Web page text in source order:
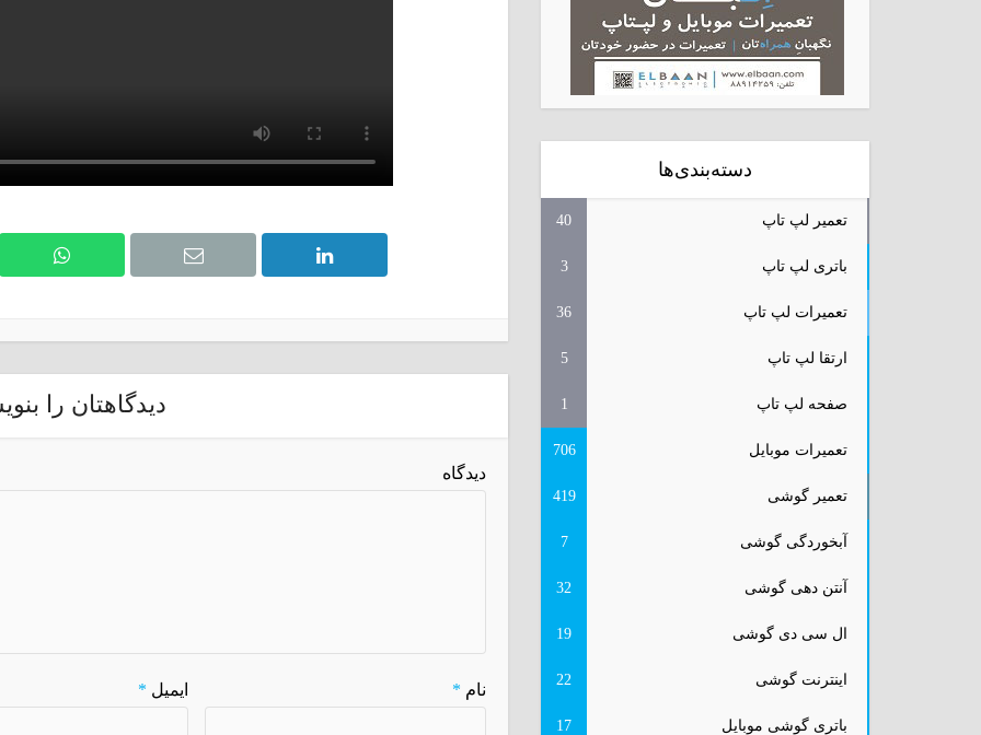
دیدگاهتان را
دیدگاه
نام * ایمیل *
دسته‌بندی‌ها
تعمیر لپ تاپ 40
باتری لپ تاپ 3
تعمیرات لپ تاپ 36
ارتقا لپ تاپ 5
صفحه لپ تاپ 1
تعمیرات موبایل 706
تعمیر گوشی 419
آبخوردگی گوشی 7
آنتن دهی گوشی 32
ال سی دی گوشی 19
اینترنت گوشی 22
باتری گوشی موبایل 17